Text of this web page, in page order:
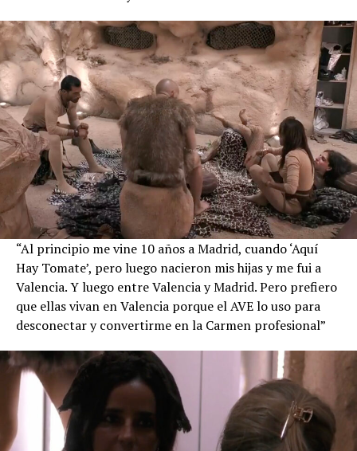
“Al principio me vine 10 años a Madrid, cuando ‘Aquí
Hay Tomate’, pero luego nacieron mis hijas y me fui a
Valencia. Y luego entre Valencia y Madrid. Pero prefiero
que ellas vivan en Valencia porque el AVE lo uso para
desconectar y convertirme en la Carmen profesional”